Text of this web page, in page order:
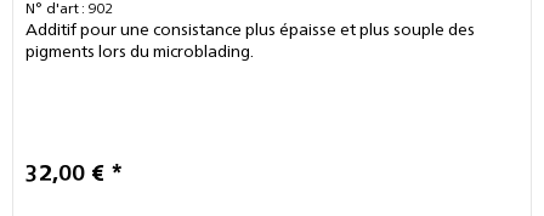
N° d'art : 902
Additif pour une consistance plus épaisse et plus souple des
pigments lors du microblading.
32,00 € *